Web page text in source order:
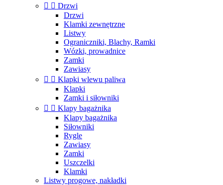
  Drzwi
Drzwi
Klamki zewnętrzne
Listwy
Ograniczniki, Blachy, Ramki
Wózki, prowadnice
Zamki
Zawiasy
  Klapki wlewu paliwa
Klapki
Zamki i siłowniki
  Klapy bagażnika
Klapy bagażnika
Siłowniki
Rygle
Zawiasy
Zamki
Uszczelki
Klamki
Listwy progowe, nakładki